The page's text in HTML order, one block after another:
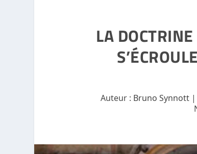
LA
Auteur : Bruno Synnott